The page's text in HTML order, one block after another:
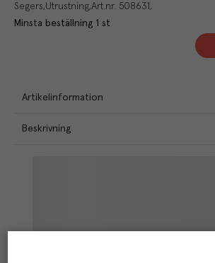
Segers Utrustning Art.nr. 508631
Minsta beställning 1 st
Artikelinformation
Beskrivning